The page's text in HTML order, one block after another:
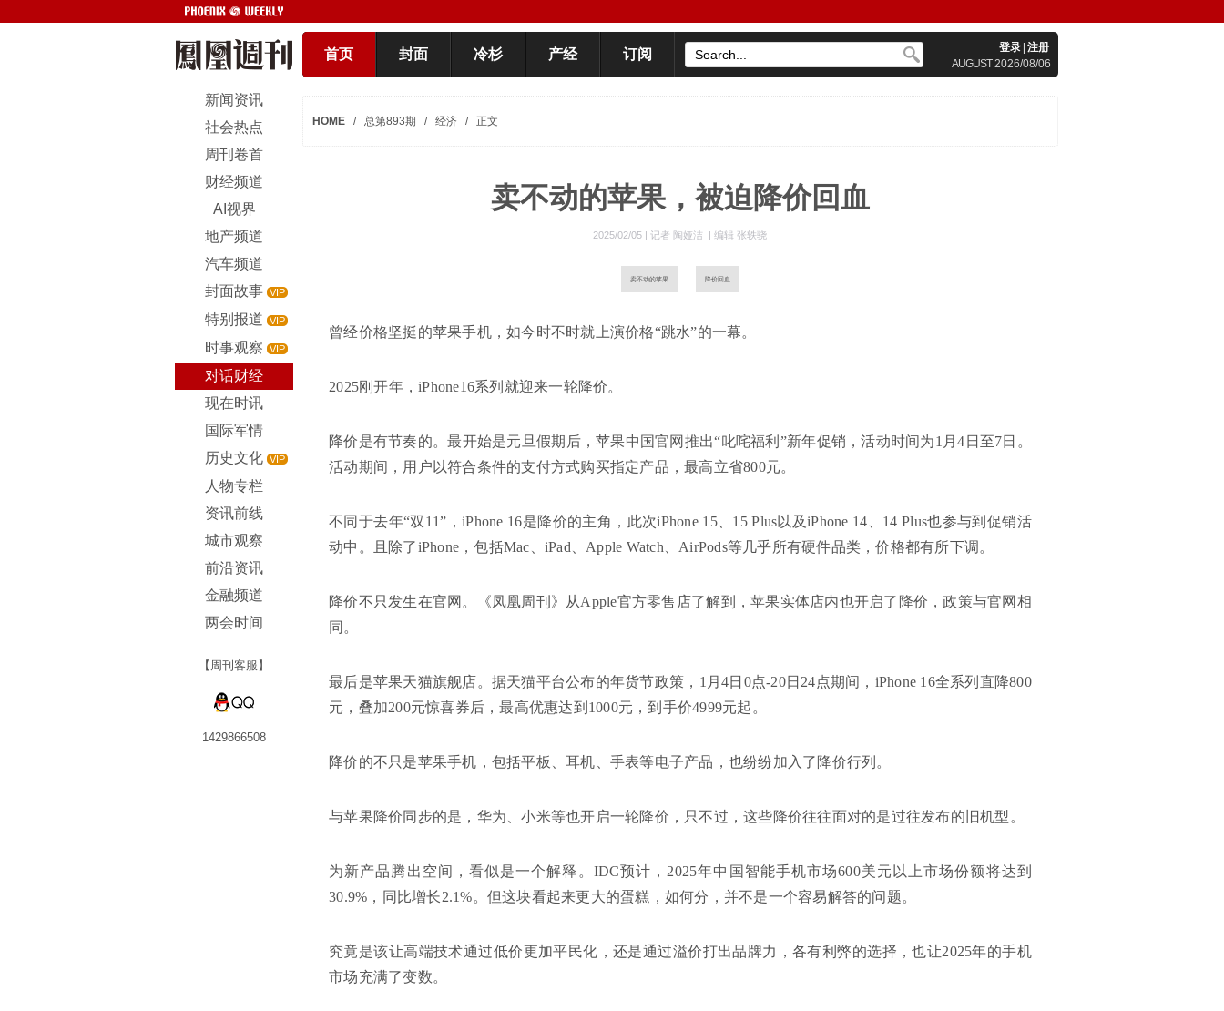
首页 封面 冷杉 产经 订阅 登录 注册
AUGUST2026/08/06
新闻资讯
社会热点
周刊卷首
财经频道
AI视界
地产频道
汽车频道
封面故事 VIP
特别报道 VIP
时事观察 VIP
对话财经
现在时讯
国际军情
历史文化 VIP
人物专栏
资讯前线
城市观察
前沿资讯
金融频道
两会时间
【周刊客服】
1429866508
HOME / 总第893期 / 经济 / 正文
卖不动的苹果，被迫降价回血
2025/02/05 |记者 陶娅洁 |编辑 张轶骁
卖不动的苹果 降价回血
曾经价格坚挺的苹果手机，如今时不时就上演价格“跳水”的一幕。
2025刚开年，iPhone16系列就迎来一轮降价。
降价是有节奏的。最开始是元旦假期后，苹果中国官网推出“叱咤福利”新年促销，活动时间为1月4日至7日。
活动期间，用户以符合条件的支付方式购买指定产品，最高立省800元。
不同于去年“双11”，iPhone 16是降价的主角，此次iPhone 15、15 Plus以及iPhone 14、14 Plus也参与到促销活
动中。且除了iPhone，包括Mac、iPad、Apple Watch、AirPods等几乎所有硬件品类，价格都有所下调。
降价不只发生在官网。《凤凰周刊》从Apple官方零售店了解到，苹果实体店内也开启了降价，政策与官网相
同。
最后是苹果天猫旗舰店。据天猫平台公布的年货节政策，1月4日0点-20日24点期间，iPhone 16全系列直降800
元，叠加200元惊喜券后，最高优惠达到1000元，到手价4999元起。
降价的不只是苹果手机，包括平板、耳机、手表等电子产品，也纷纷加入了降价行列。
与苹果降价同步的是，华为、小米等也开启一轮降价，只不过，这些降价往往面对的是过往发布的旧机型。
为新产品腾出空间，看似是一个解释。IDC预计，2025年中国智能手机市场600美元以上市场份额将达到
30.9%，同比增长2.1%。但这块看起来更大的蛋糕，如何分，并不是一个容易解答的问题。
究竟是该让高端技术通过低价更加平民化，还是通过溢价打出品牌力，各有利弊的选择，也让2025年的手机
市场充满了变数。